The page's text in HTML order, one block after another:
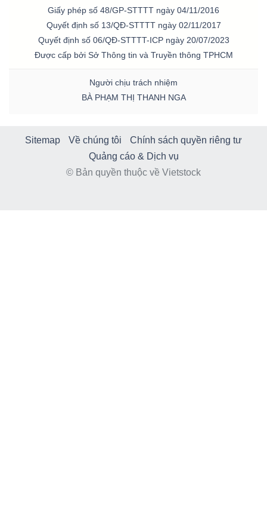
Giấy phép số 48/GP-STTTT ngày 04/11/2016
Quyết định số 13/QĐ-STTTT ngày 02/11/2017
Quyết định số 06/QĐ-STTTT-ICP ngày 20/07/2023
Được cấp bởi Sở Thông tin và Truyền thông TPHCM
Người chịu trách nhiệm
BÀ PHẠM THỊ THANH NGA
Sitemap Về chúng tôi
Chính sách quyền riêng tư
Quảng cáo & Dịch vụ
© Bản quyền thuộc về Vietstock